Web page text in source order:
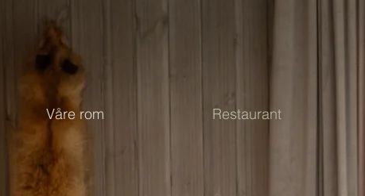
Våre rom Restaurant